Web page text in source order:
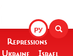
РУ
Repressions
Ukraine
Israel